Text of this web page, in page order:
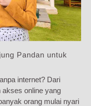
Pandan untuk
internet? Dari
akses online yang
orang mulai nyari